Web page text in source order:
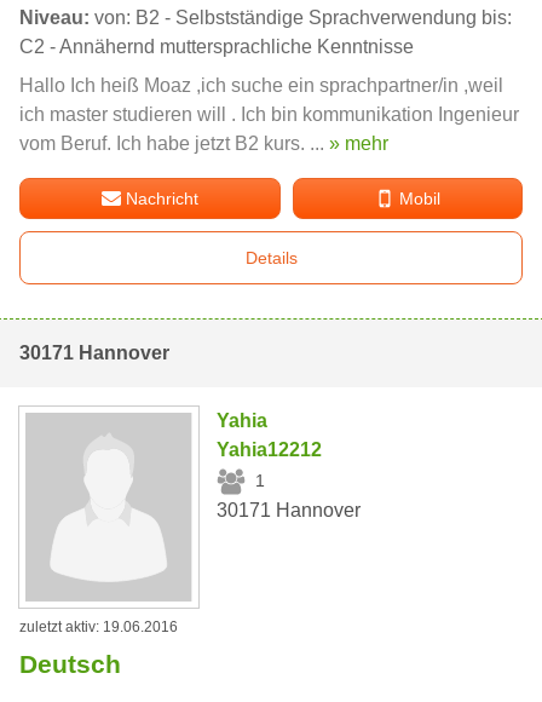
Niveau: von: B2 - Selbstständige Sprachverwendung bis:
C2 - Annähernd muttersprachliche Kenntnisse
Hallo Ich heiß Moaz ,ich suche ein sprachpartner/in ,weil
ich master studieren will . Ich bin kommunikation Ingenieur
vom Beruf. Ich habe jetzt B2 kurs. ... » mehr
Nachricht Mobil
Details
30171 Hannover
Yahia
Yahia12212
1
30171 Hannover
zuletzt aktiv: 19.06.2016
Deutsch